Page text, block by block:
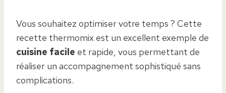
Vous souhaitez optimiser votre temps ? Cette
recette thermomix est un excellent exemple de
cuisine facile et rapide, vous permettant de
réaliser un accompagnement sophistiqué sans
complications.